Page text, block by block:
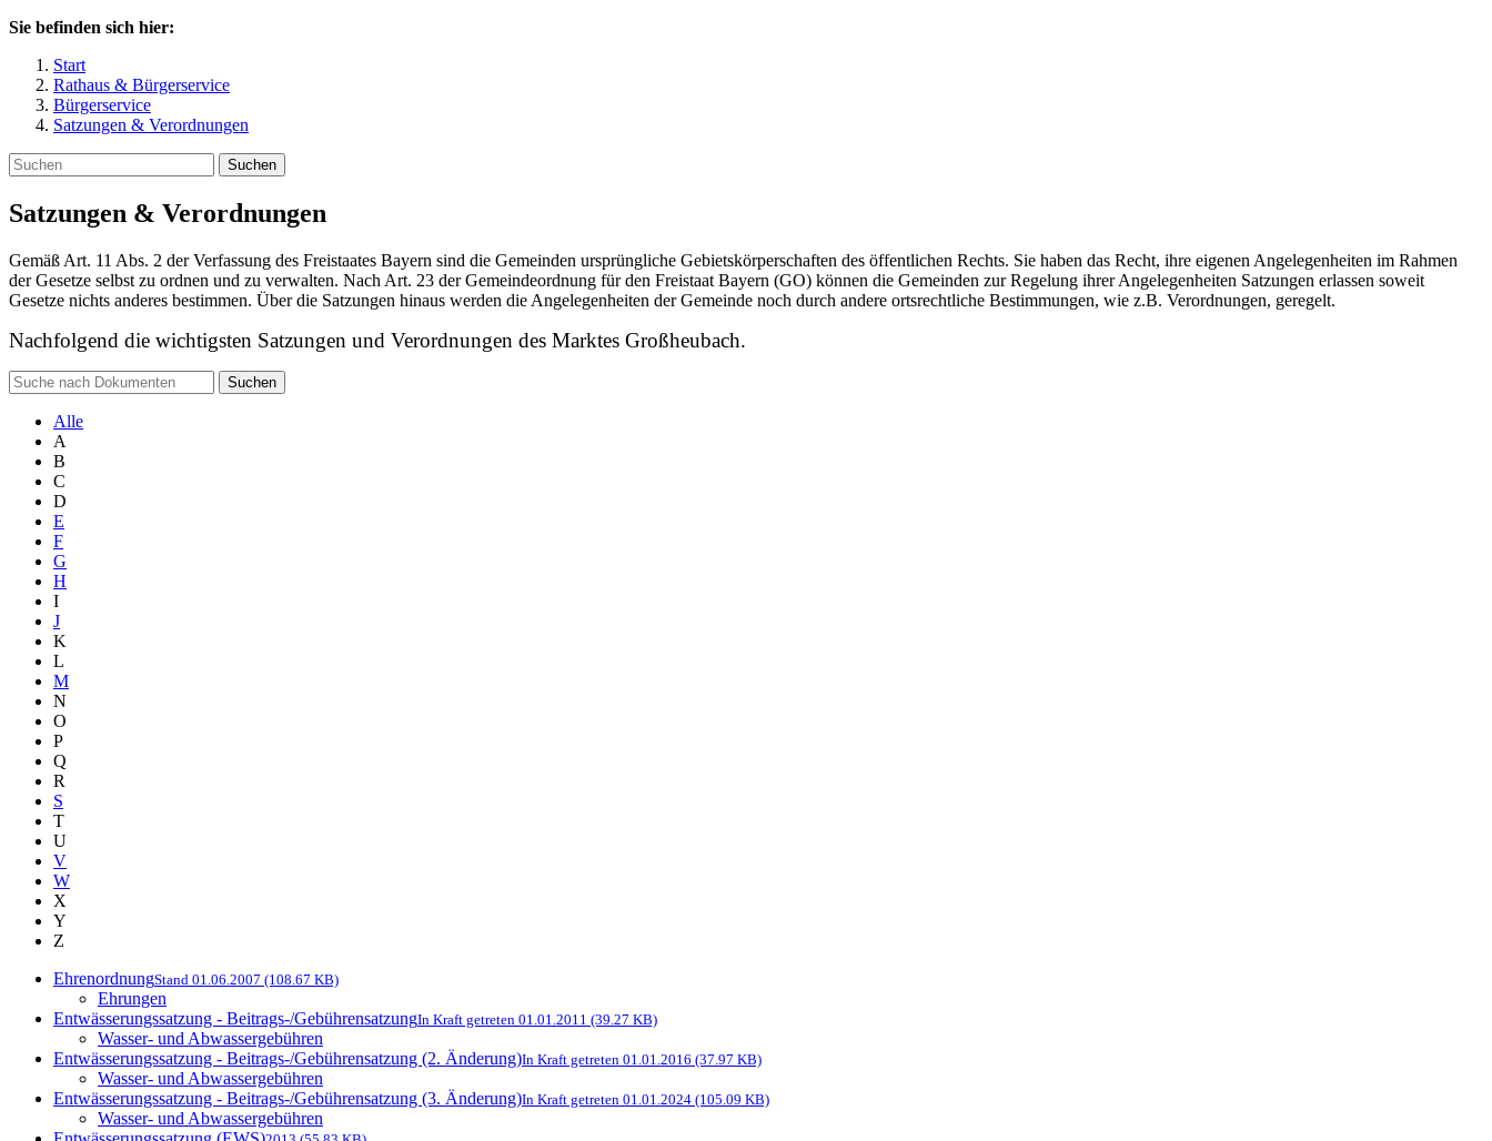
Sie befinden sich hier:
Start
Rathaus & Bürgerservice
Bürgerservice
Satzungen & Verordnungen
Suchen
Satzungen & Verordnungen
Gemäß Art. 11 Abs. 2 der Verfassung des Freistaates Bayern sind die Gemeinden ursprüngliche Gebietskörperschaften des öffentlichen Rechts. Sie haben das Recht, ihre eigenen Angelegenheiten im Rahmen
der Gesetze selbst zu ordnen und zu verwalten. Nach Art. 23 der Gemeindeordnung für den Freistaat Bayern (GO) können die Gemeinden zur Regelung ihrer Angelegenheiten Satzungen erlassen soweit
Gesetze nichts anderes bestimmen. Über die Satzungen hinaus werden die Angelegenheiten der Gemeinde noch durch andere ortsrechtliche Bestimmungen, wie z.B. Verordnungen, geregelt.
Nachfolgend die wichtigsten Satzungen und Verordnungen des Marktes Großheubach.
Suchen
Alle
A
B
C
D
E
F
G
H
I
J
K
L
M
N
O
P
Q
R
S
T
U
V
W
X
Y
Z
EhrenordnungStand 01.06.2007 (108.67 KB)
Ehrungen
Entwässerungssatzung - Beitrags-/GebührensatzungIn Kraft getreten 01.01.2011 (39.27 KB)
Wasser- und Abwassergebühren
Entwässerungssatzung - Beitrags-/Gebührensatzung (2. Änderung)In Kraft getreten 01.01.2016 (37.97 KB)
Wasser- und Abwassergebühren
Entwässerungssatzung - Beitrags-/Gebührensatzung (3. Änderung)In Kraft getreten 01.01.2024 (105.09 KB)
Wasser- und Abwassergebühren